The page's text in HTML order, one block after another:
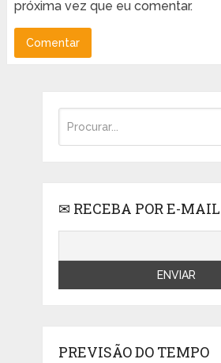
próxima vez que eu comentar.
✉ RECEBA POR E-MAIL
PREVISÃO DO TEMPO